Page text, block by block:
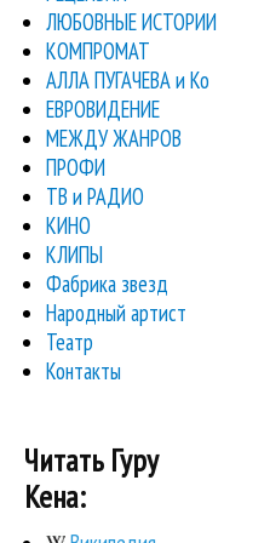
ЛЮБОВНЫЕ ИСТОРИИ
КОМПРОМАТ
АЛЛА ПУГАЧЕВА и Ко
ЕВРОВИДЕНИЕ
МЕЖДУ ЖАНРОВ
ПРОФИ
ТВ и РАДИО
КИНО
КЛИПЫ
Фабрика звезд
Народный артист
Театр
Контакты
Читать Гуру
Кена: